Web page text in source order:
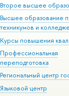
Второе высшее
Высшее образование
техникумов и
Курсы повышения
Профессиональная
переподготовка
Региональный центр
Языковой центр